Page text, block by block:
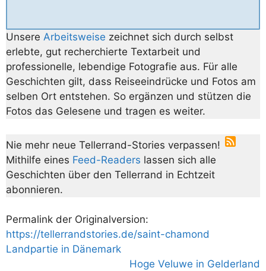
Unsere Arbeitsweise zeichnet sich durch selbst
erlebte, gut recherchierte Textarbeit und
professionelle, lebendige Fotografie aus. Für alle
Geschichten gilt, dass Reiseeindrücke und Fotos am
selben Ort entstehen. So ergänzen und stützen die
Fotos das Gelesene und tragen es weiter.
Nie mehr neue Tellerrand-Stories verpassen!
Mithilfe eines Feed-Readers lassen sich alle
Geschichten über den Tellerrand in Echtzeit
abonnieren.
Permalink der Originalversion:
https://tellerrandstories.de/saint-chamond
Landpartie in Dänemark
Hoge Veluwe in Gelderland